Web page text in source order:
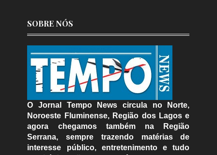
SOBRE NÓS
O Jornal Tempo News circula no Norte,
Noroeste Fluminense, Região dos Lagos e
agora chegamos também na Região
Serrana, sempre trazendo matérias de
interesse público, entretenimento e tudo